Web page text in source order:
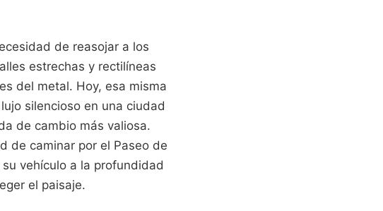
de reasojar a los
estrechas y rectilíneas
del metal. Hoy, esa misma
silencioso en una ciudad
de cambio más valiosa.
de caminar por el Paseo de
vehículo a la profundidad
el paisaje.